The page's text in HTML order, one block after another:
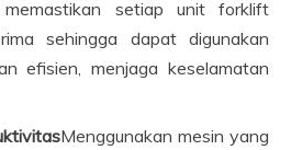
setiap unit forklift
sehingga dapat digunakan
efisien, menjaga keselamatan
Menggunakan mesin yang